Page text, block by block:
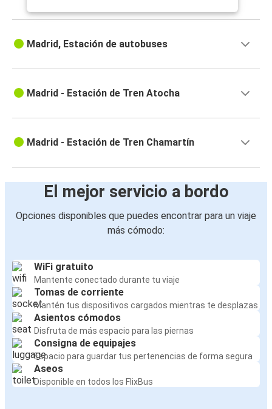
Madrid, Estación de autobuses
Madrid - Estación de Tren Atocha
Madrid - Estación de Tren Chamartín
El mejor servicio a bordo
Opciones disponibles que puedes encontrar para un viaje
más cómodo:
WiFi gratuito
Mantente conectado durante tu viaje
Tomas de corriente
Mantén tus dispositivos cargados mientras te desplazas
Asientos cómodos
Disfruta de más espacio para las piernas
Consigna de equipajes
Espacio para guardar tus pertenencias de forma segura
Aseos
Disponible en todos los FlixBus